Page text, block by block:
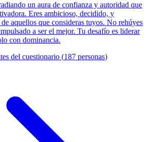
un aura de confianza y autoridad que
Eres ambicioso, decidido, y
aquellos que consideras tuyos. No rehúyes
a ser el mejor. Tu desafío es liderar
con dominancia.
del cuestionario (187 personas)